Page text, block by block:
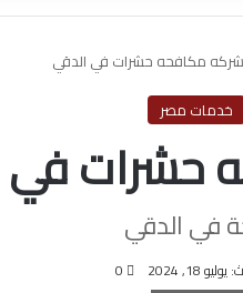
مكافحه حشرات في الدقي
خدمات مصر
حشرات في
في الدقي
18, 2024
0